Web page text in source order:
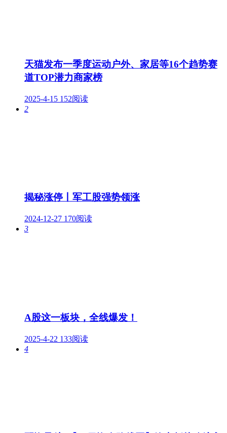
天猫发布一季度运动户外、家居等16个趋势赛
道TOP潜力商家榜
2025-4-15 152阅读
2
揭秘涨停丨军工股强势领涨
2024-12-27 170阅读
3
A股这一板块，全线爆发！
2025-4-22 133阅读
4